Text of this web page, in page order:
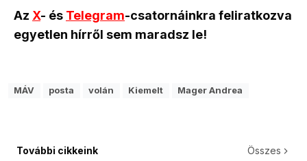
Az X- és Telegram-csatornáinkra feliratkozva
egyetlen hírről sem maradsz le!
MÁV posta volán Kiemelt Mager Andrea
További cikkeink Összes